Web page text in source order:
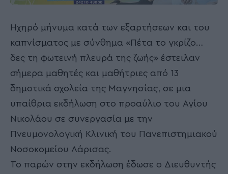
Ηχηρό μήνυμα κατά των εξαρτήσεων και του
καπνίσματος με σύνθημα «Πέτα το γκρίζο…
δες τη φωτεινή πλευρά της ζωής» έστειλαν
σήμερα μαθητές και μαθήτριες από 13
δημοτικά σχολεία της Μαγνησίας, σε μια
υπαίθρια εκδήλωση στο προαύλιο του Αγίου
Νικολάου σε συνεργασία με την
Πνευμονολογική Κλινική του Πανεπιστημιακού
Νοσοκομείου Λάρισας.
Το παρών στην εκδήλωση έδωσε ο Διευθυντής